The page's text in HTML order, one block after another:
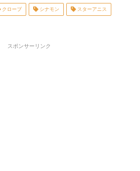
クローブ シナモン スターアニス
スポンサーリンク